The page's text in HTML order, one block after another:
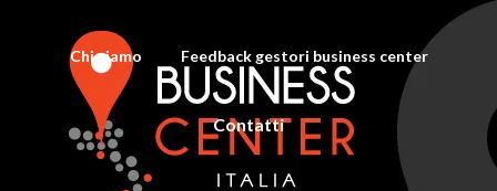
Chi siamo Feedback gestori business center
Contatti